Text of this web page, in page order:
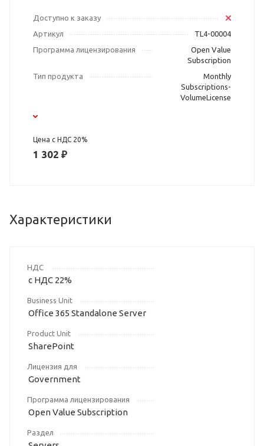
Доступно к заказу
Артикул
TL4-00004
Программа лицензирования
Open Value
Subscription
Тип продукта
Monthly
Subscriptions-
VolumeLicense
Цена с НДС 20%
1 302 ₽
Характеристики
НДС
с НДС 22%
Business Unit
Office 365 Standalone Server
Product Unit
SharePoint
Лицензия для
Government
Программа лицензирования
Open Value Subscription
Раздел